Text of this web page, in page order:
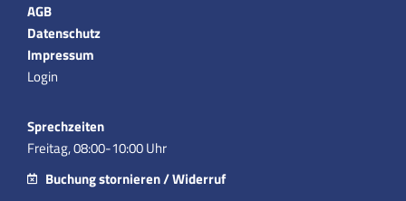
AGB
Datenschutz
Impressum
Login
Sprechzeiten
Freitag, 08:00-10:00 Uhr
Buchung stornieren / Widerruf